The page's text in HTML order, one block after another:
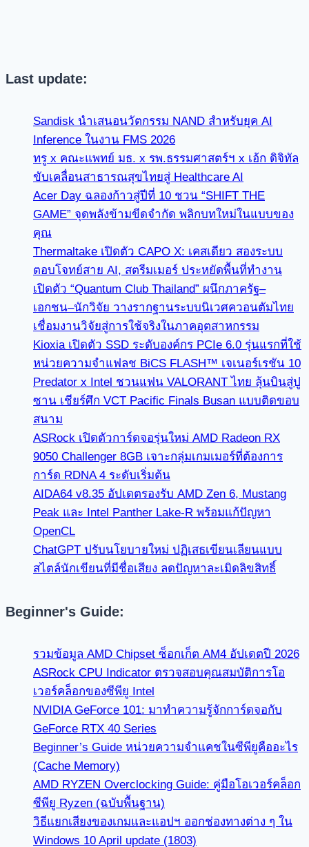
Last update:
Sandisk นำเสนอนวัตกรรม NAND สำหรับยุค AI
Inference ในงาน FMS 2026
ทรู x คณะแพทย์ มธ. x รพ.ธรรมศาสตร์ฯ x เอ้ก ดิจิทัล
ขับเคลื่อนสาธารณสุขไทยสู่ Healthcare AI
Acer Day ฉลองก้าวสู่ปีที่ 10 ชวน “SHIFT THE
GAME” จุดพลังข้ามขีดจำกัด พลิกบทใหม่ในแบบของ
คุณ
Thermaltake เปิดตัว CAPO X: เคสเดียว สองระบบ
ตอบโจทย์สาย AI, สตรีมเมอร์ ประหยัดพื้นที่ทำงาน
เปิดตัว “Quantum Club Thailand” ผนึกภาครัฐ–
เอกชน–นักวิจัย วางรากฐานระบบนิเวศควอนตัมไทย
เชื่อมงานวิจัยสู่การใช้จริงในภาคอุตสาหกรรม
Kioxia เปิดตัว SSD ระดับองค์กร PCIe 6.0 รุ่นแรกที่ใช้
หน่วยความจำแฟลช BiCS FLASH™ เจเนอร์เรชัน 10
Predator x Intel ชวนแฟน VALORANT ไทย ลุ้นบินสู่ปู
ซาน เชียร์ศึก VCT Pacific Finals Busan แบบติดขอบ
สนาม
ASRock เปิดตัวการ์ดจอรุ่นใหม่ AMD Radeon RX
9050 Challenger 8GB เจาะกลุ่มเกมเมอร์ที่ต้องการ
การ์ด RDNA 4 ระดับเริ่มต้น
AIDA64 v8.35 อัปเดตรองรับ AMD Zen 6, Mustang
Peak และ Intel Panther Lake-R พร้อมแก้ปัญหา
OpenCL
ChatGPT ปรับนโยบายใหม่ ปฏิเสธเขียนเลียนแบบ
สไตล์นักเขียนที่มีชื่อเสียง ลดปัญหาละเมิดลิขสิทธิ์
Beginner's Guide:
รวมข้อมูล AMD Chipset ซ็อกเก็ต AM4 อัปเดตปี 2026
ASRock CPU Indicator ตรวจสอบคุณสมบัติการโอ
เวอร์คล็อกของซีพียู Intel
NVIDIA GeForce 101: มาทำความรู้จักการ์ดจอกับ
GeForce RTX 40 Series
Beginner’s Guide หน่วยความจำแคชในซีพียูคืออะไร
(Cache Memory)
AMD RYZEN Overclocking Guide: คู่มือโอเวอร์คล็อก
ซีพียู Ryzen (ฉบับพื้นฐาน)
วิธีแยกเสียงของเกมและแอปฯ ออกช่องทางต่าง ๆ ใน
Windows 10 April update (1803)